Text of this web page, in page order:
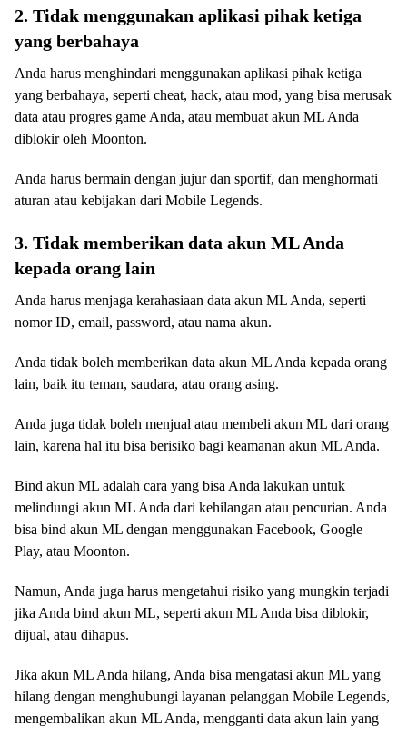
2. Tidak menggunakan aplikasi pihak ketiga
yang berbahaya
Anda harus menghindari menggunakan aplikasi pihak ketiga
yang berbahaya, seperti cheat, hack, atau mod, yang bisa merusak
data atau progres game Anda, atau membuat akun ML Anda
diblokir oleh Moonton.
Anda harus bermain dengan jujur dan sportif, dan menghormati
aturan atau kebijakan dari Mobile Legends.
3. Tidak memberikan data akun ML Anda
kepada orang lain
Anda harus menjaga kerahasiaan data akun ML Anda, seperti
nomor ID, email, password, atau nama akun.
Anda tidak boleh memberikan data akun ML Anda kepada orang
lain, baik itu teman, saudara, atau orang asing.
Anda juga tidak boleh menjual atau membeli akun ML dari orang
lain, karena hal itu bisa berisiko bagi keamanan akun ML Anda.
Bind akun ML adalah cara yang bisa Anda lakukan untuk
melindungi akun ML Anda dari kehilangan atau pencurian. Anda
bisa bind akun ML dengan menggunakan Facebook, Google
Play, atau Moonton.
Namun, Anda juga harus mengetahui risiko yang mungkin terjadi
jika Anda bind akun ML, seperti akun ML Anda bisa diblokir,
dijual, atau dihapus.
Jika akun ML Anda hilang, Anda bisa mengatasi akun ML yang
hilang dengan menghubungi layanan pelanggan Mobile Legends,
mengembalikan akun ML Anda, mengganti data akun lain yang